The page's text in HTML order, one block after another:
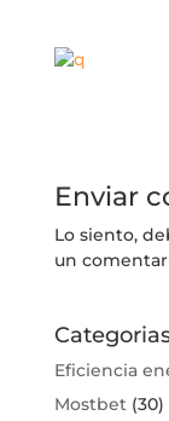
Enviar
Lo siento,
un
Eficiencia
Mostbet(30)